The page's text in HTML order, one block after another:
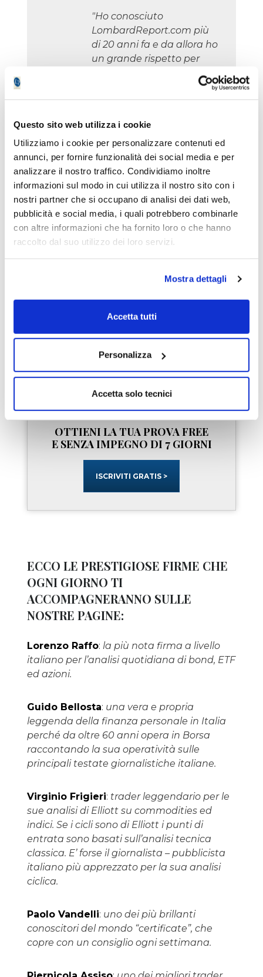
Questo sito web utilizza i cookie
Utilizziamo i cookie per personalizzare contenuti ed
annunci, per fornire funzionalità dei social media e per
analizzare il nostro traffico. Condividiamo inoltre
informazioni sul modo in cui utilizza il nostro sito con i
nostri partner che si occupano di analisi dei dati web,
pubblicità e social media, i quali potrebbero combinarle
con altre informazioni che ha fornito loro o che hanno
raccolto dal suo utilizzo dei loro servizi.
Mostra dettagli
Accetta tutti
Personalizza
Accetta solo tecnici
"Ho conosciuto
LombardReport.com più
di 20 anni fa e da allora ho
un grande rispetto per
questo giornale di Borsa
eccellente esperienza
professionalità."
Dave Landry
Star del trading USA
"LombardReport.com è
uno dei pochi siti che io
conosca al mondo dove
loro indicazioni di trading
in modo da renderle
OTTIENI LA TUA PROVA FREE
E SENZA IMPEGNO DI 7 GIORNI
ISCRIVITI GRATIS >
ECCO LE PRESTIGIOSE FIRME CHE
OGNI GIORNO TI
ACCOMPAGNERANNO SULLE
NOSTRE PAGINE:
Lorenzo Raffo: la più nota firma a livello
italiano per l’analisi quotidiana di bond, ETF
ed azioni.
Guido Bellosta: una vera e propria
leggenda della finanza personale in Italia
perché da oltre 60 anni opera in Borsa
raccontando la sua operatività sulle
principali testate giornalistiche italiane.
Virginio Frigieri: trader leggendario per le
sue analisi di Elliott su commodities ed
indici. Se i cicli sono di Elliott i punti di
entrata sono basati sull’analisi tecnica
classica. E’ forse il giornalista – pubblicista
italiano più apprezzato per la sua analisi
ciclica.
Paolo Vandelli: uno dei più brillanti
conoscitori del mondo “certificate”, che
copre con un consiglio ogni settimana.